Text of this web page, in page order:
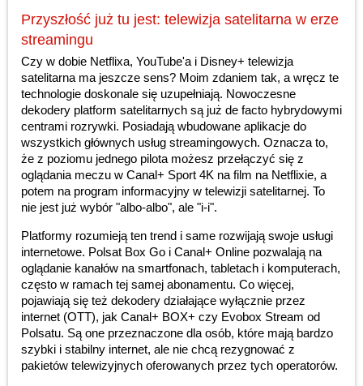
Przyszłość już tu jest: telewizja satelitarna w erze
streamingu
Czy w dobie Netflixa, YouTube'a i Disney+ telewizja
satelitarna ma jeszcze sens? Moim zdaniem tak, a wręcz te
technologie doskonale się uzupełniają. Nowoczesne
dekodery platform satelitarnych są już de facto hybrydowymi
centrami rozrywki. Posiadają wbudowane aplikacje do
wszystkich głównych usług streamingowych. Oznacza to,
że z poziomu jednego pilota możesz przełączyć się z
oglądania meczu w Canal+ Sport 4K na film na Netflixie, a
potem na program informacyjny w telewizji satelitarnej. To
nie jest już wybór "albo-albo", ale "i-i".
Platformy rozumieją ten trend i same rozwijają swoje usługi
internetowe. Polsat Box Go i Canal+ Online pozwalają na
oglądanie kanałów na smartfonach, tabletach i komputerach,
często w ramach tej samej abonamentu. Co więcej,
pojawiają się też dekodery działające wyłącznie przez
internet (OTT), jak Canal+ BOX+ czy Evobox Stream od
Polsatu. Są one przeznaczone dla osób, które mają bardzo
szybki i stabilny internet, ale nie chcą rezygnować z
pakietów telewizyjnych oferowanych przez tych operatorów.